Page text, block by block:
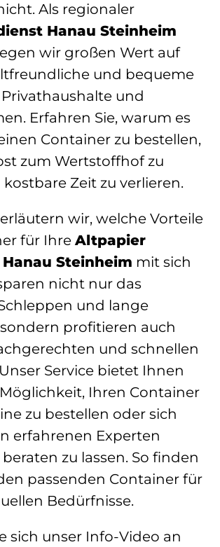
Als regionaler
Hanau Steinheim
wir großen Wert auf
und bequeme
und
Erfahren Sie, warum es
Container zu bestellen,
zum Wertstoffhof zu
Zeit zu verlieren.
wir, welche Vorteile
für Ihre Altpapier
Steinheim mit sich
nicht nur das
und lange
profitieren auch
und schnellen
Service bietet Ihnen
Ihren Container
zu bestellen oder sich
erfahrenen Experten
zu lassen. So finden
passenden Container für
Bedürfnisse.
sich unser Info-Video an